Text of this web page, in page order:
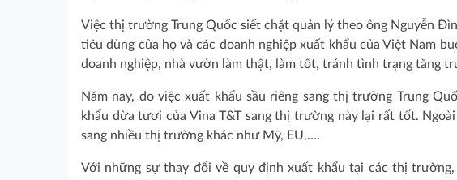
Việc thị trường Trung Quốc siết chặt quản lý theo ông Nguyễn
tiêu dùng của họ và các doanh nghiệp xuất khẩu của Việt Nam
doanh nghiệp, nhà vườn làm thật, làm tốt, tránh tình trạng tăng
Năm nay, do việc xuất khẩu sầu riêng sang thị trường Trung
khẩu dừa tươi của Vina T&T sang thị trường này lại rất tốt.
sang nhiều thị trường khác như Mỹ, EU,….
Với những sự thay đổi về quy định xuất khẩu tại các thị